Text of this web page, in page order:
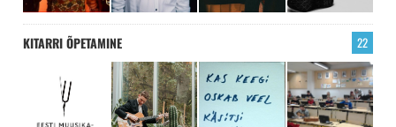
KITARRI ÕPETAMINE 22